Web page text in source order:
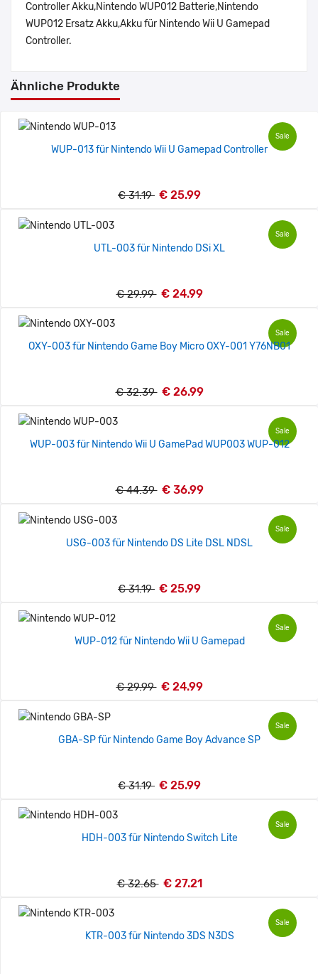
Controller Akku,Nintendo WUP012 Batterie,Nintendo
WUP012 Ersatz Akku,Akku für Nintendo Wii U Gamepad
Controller.
Ähnliche Produkte
Sale
WUP-013 für Nintendo Wii U Gamepad Controller
€ 31.19 € 25.99
Sale
UTL-003 für Nintendo DSi XL
€ 29.99 € 24.99
Sale
OXY-003 für Nintendo Game Boy Micro OXY-001 Y76NB01
€ 32.39 € 26.99
Sale
WUP-003 für Nintendo Wii U GamePad WUP003 WUP-012
€ 44.39 € 36.99
Sale
USG-003 für Nintendo DS Lite DSL NDSL
€ 31.19 € 25.99
Sale
WUP-012 für Nintendo Wii U Gamepad
€ 29.99 € 24.99
Sale
GBA-SP für Nintendo Game Boy Advance SP
€ 31.19 € 25.99
Sale
HDH-003 für Nintendo Switch Lite
€ 32.65 € 27.21
Sale
KTR-003 für Nintendo 3DS N3DS